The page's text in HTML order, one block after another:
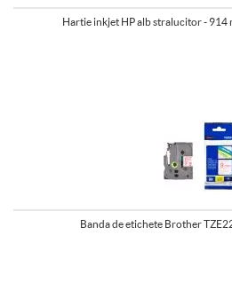
Hartie inkjet HP alb stralucitor - 914
Banda de etichete Brother